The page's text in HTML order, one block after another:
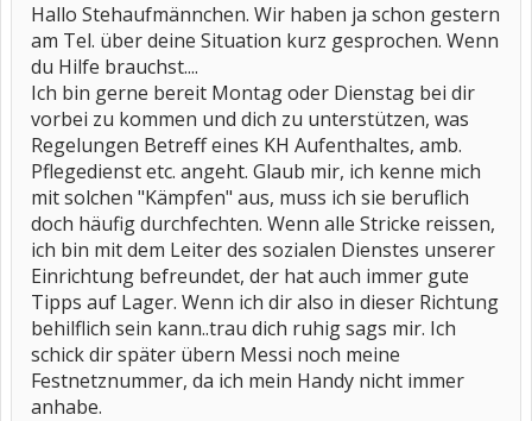
Hallo Stehaufmännchen. Wir haben ja schon gestern
am Tel. über deine Situation kurz gesprochen. Wenn
du Hilfe brauchst....
Ich bin gerne bereit Montag oder Dienstag bei dir
vorbei zu kommen und dich zu unterstützen, was
Regelungen Betreff eines KH Aufenthaltes, amb.
Pflegedienst etc. angeht. Glaub mir, ich kenne mich
mit solchen "Kämpfen" aus, muss ich sie beruflich
doch häufig durchfechten. Wenn alle Stricke reissen,
ich bin mit dem Leiter des sozialen Dienstes unserer
Einrichtung befreundet, der hat auch immer gute
Tipps auf Lager. Wenn ich dir also in dieser Richtung
behilflich sein kann..trau dich ruhig sags mir. Ich
schick dir später übern Messi noch meine
Festnetznummer, da ich mein Handy nicht immer
anhabe.